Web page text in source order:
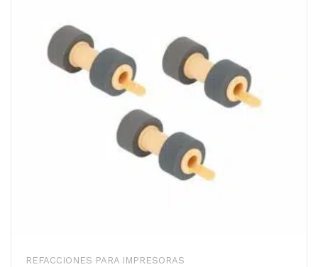
REFACCIONES PARA IMPRESORAS